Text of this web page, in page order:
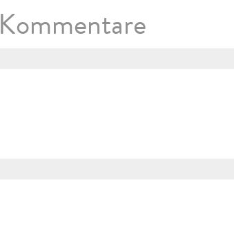
Kommentare